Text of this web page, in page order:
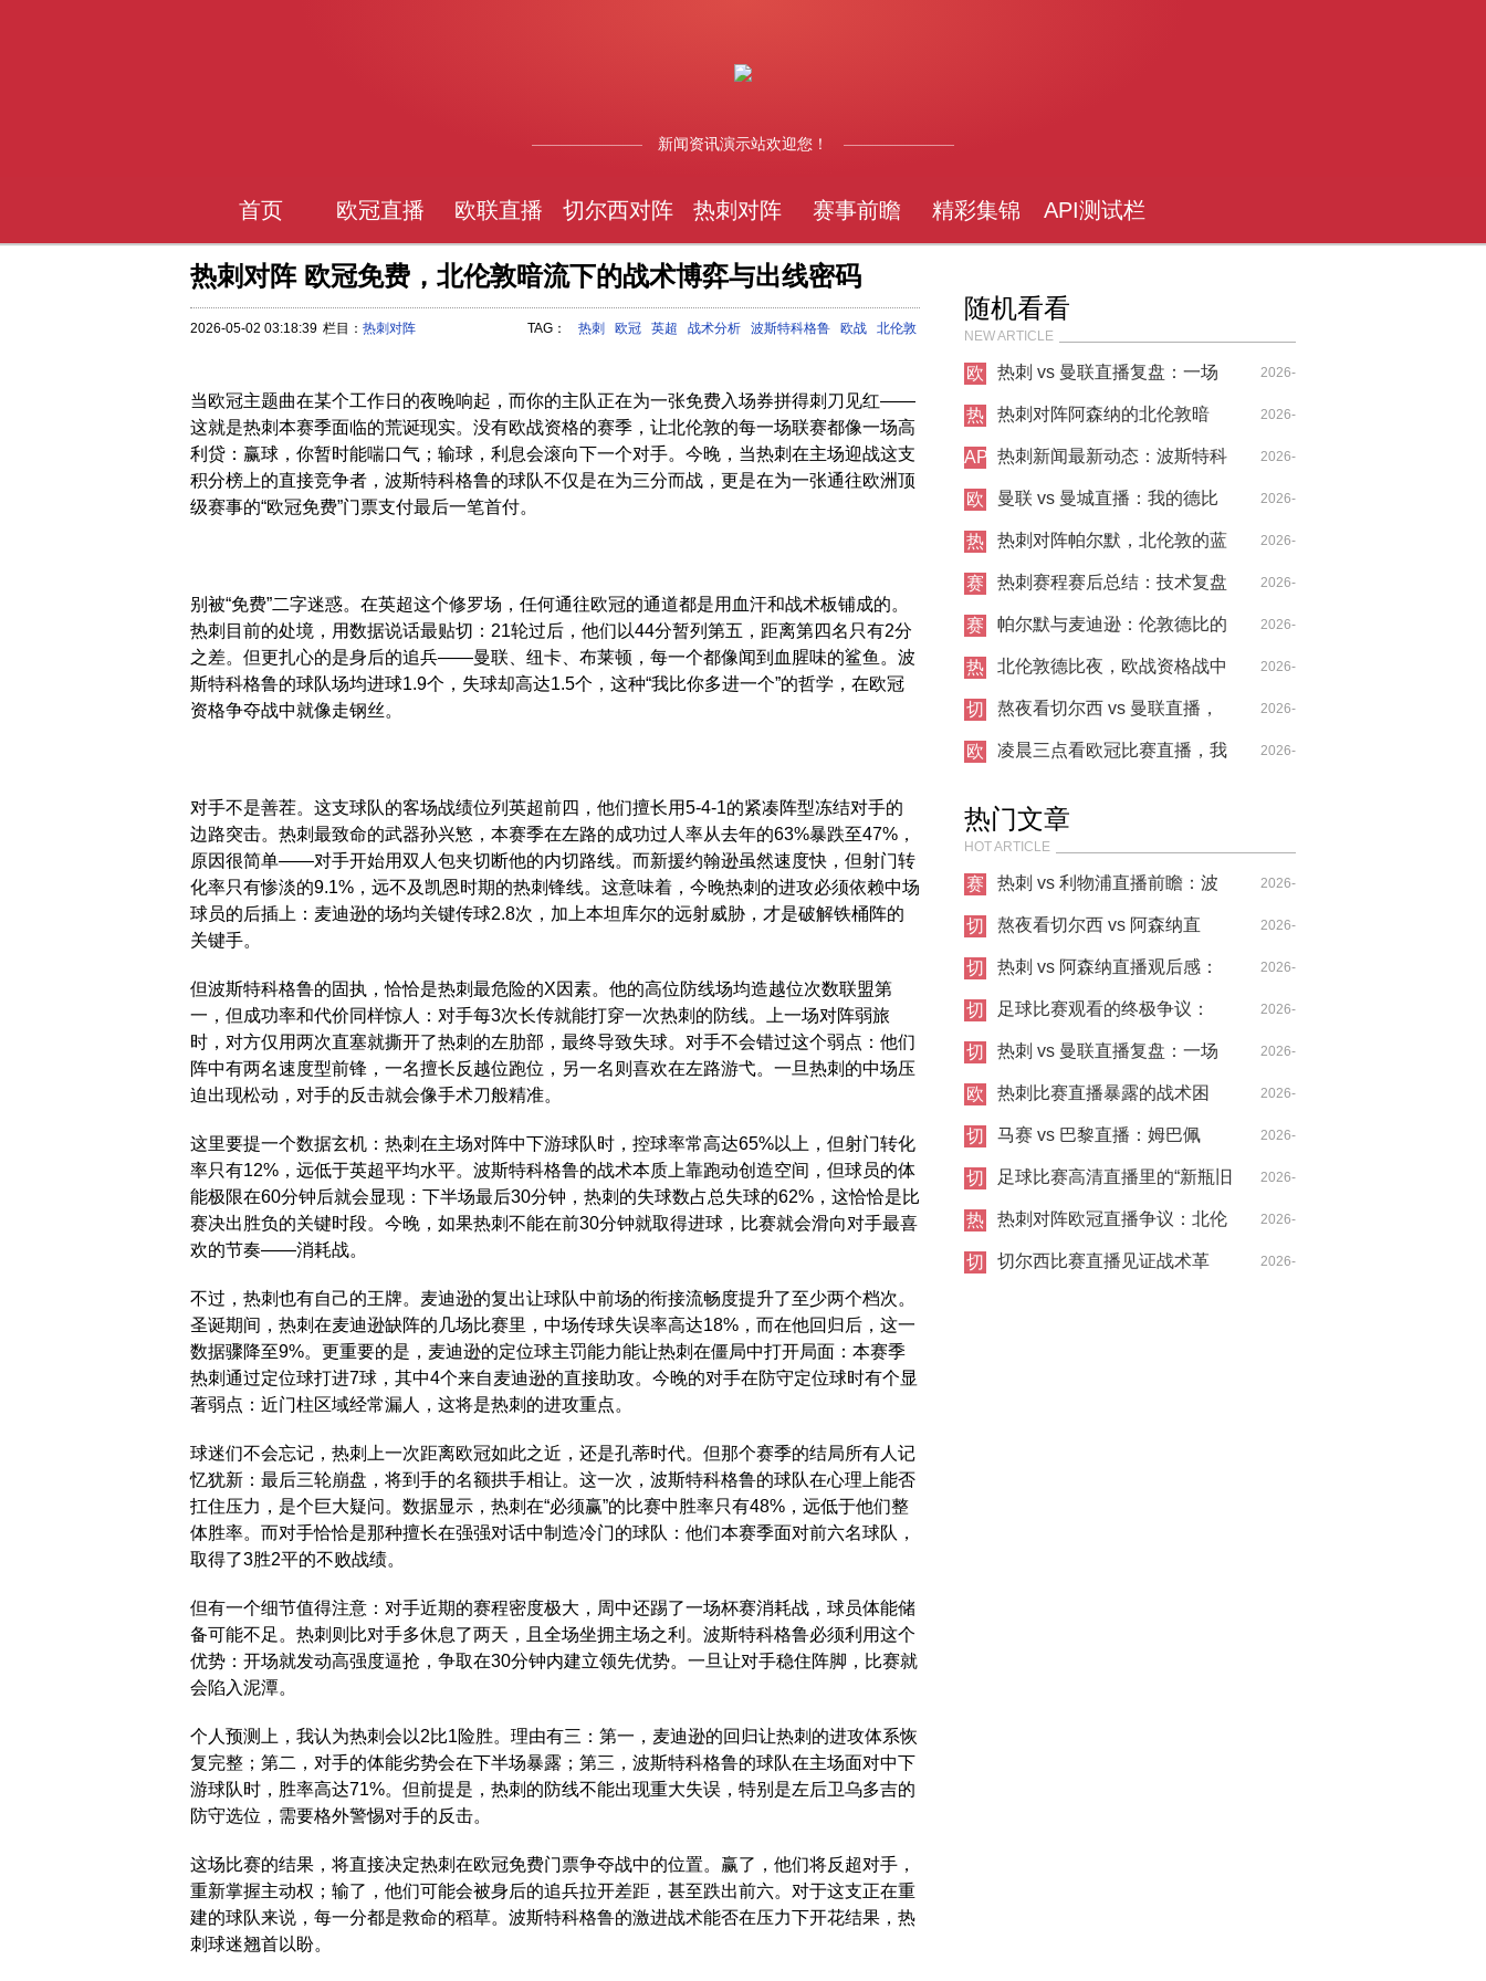
新闻资讯演示站欢迎您！
首页 欧冠直播 欧联直播 切尔西对阵 热刺对阵 赛事前瞻 精彩集锦 API测试栏
热刺对阵 欧冠免费，北伦敦暗流下的战术博弈与出线密码
2026-05-02 03:18:39 栏目： 热刺对阵 TAG： 热刺 欧冠 英超 战术分析 波斯特科格鲁 欧战 北伦敦
当欧冠主题曲在某个工作日的夜晚响起，而你的主队正在为一张免费入场券拼得刺刀见红——
这就是热刺本赛季面临的荒诞现实。没有欧战资格的赛季，让北伦敦的每一场联赛都像一场高
利贷：赢球，你暂时能喘口气；输球，利息会滚向下一个对手。今晚，当热刺在主场迎战这支
积分榜上的直接竞争者，波斯特科格鲁的球队不仅是在为三分而战，更是在为一张通往欧洲顶
级赛事的“欧冠免费”门票支付最后一笔首付。
别被“免费”二字迷惑。在英超这个修罗场，任何通往欧冠的通道都是用血汗和战术板铺成的。
热刺目前的处境，用数据说话最贴切：21轮过后，他们以44分暂列第五，距离第四名只有2分
之差。但更扎心的是身后的追兵——曼联、纽卡、布莱顿，每一个都像闻到血腥味的鲨鱼。波
斯特科格鲁的球队场均进球1.9个，失球却高达1.5个，这种“我比你多进一个”的哲学，在欧冠
资格争夺战中就像走钢丝。
对手不是善茬。这支球队的客场战绩位列英超前四，他们擅长用5-4-1的紧凑阵型冻结对手的
边路突击。热刺最致命的武器孙兴慜，本赛季在左路的成功过人率从去年的63%暴跌至47%，
原因很简单——对手开始用双人包夹切断他的内切路线。而新援约翰逊虽然速度快，但射门转
化率只有惨淡的9.1%，远不及凯恩时期的热刺锋线。这意味着，今晚热刺的进攻必须依赖中场
球员的后插上：麦迪逊的场均关键传球2.8次，加上本坦库尔的远射威胁，才是破解铁桶阵的
关键手。
但波斯特科格鲁的固执，恰恰是热刺最危险的X因素。他的高位防线场均造越位次数联盟第
一，但成功率和代价同样惊人：对手每3次长传就能打穿一次热刺的防线。上一场对阵弱旅
时，对方仅用两次直塞就撕开了热刺的左肋部，最终导致失球。对手不会错过这个弱点：他们
阵中有两名速度型前锋，一名擅长反越位跑位，另一名则喜欢在左路游弋。一旦热刺的中场压
迫出现松动，对手的反击就会像手术刀般精准。
这里要提一个数据玄机：热刺在主场对阵中下游球队时，控球率常高达65%以上，但射门转化
率只有12%，远低于英超平均水平。波斯特科格鲁的战术本质上靠跑动创造空间，但球员的体
能极限在60分钟后就会显现：下半场最后30分钟，热刺的失球数占总失球的62%，这恰恰是比
赛决出胜负的关键时段。今晚，如果热刺不能在前30分钟就取得进球，比赛就会滑向对手最喜
欢的节奏——消耗战。
不过，热刺也有自己的王牌。麦迪逊的复出让球队中前场的衔接流畅度提升了至少两个档次。
圣诞期间，热刺在麦迪逊缺阵的几场比赛里，中场传球失误率高达18%，而在他回归后，这一
数据骤降至9%。更重要的是，麦迪逊的定位球主罚能力能让热刺在僵局中打开局面：本赛季
热刺通过定位球打进7球，其中4个来自麦迪逊的直接助攻。今晚的对手在防守定位球时有个显
著弱点：近门柱区域经常漏人，这将是热刺的进攻重点。
球迷们不会忘记，热刺上一次距离欧冠如此之近，还是孔蒂时代。但那个赛季的结局所有人记
忆犹新：最后三轮崩盘，将到手的名额拱手相让。这一次，波斯特科格鲁的球队在心理上能否
扛住压力，是个巨大疑问。数据显示，热刺在“必须赢”的比赛中胜率只有48%，远低于他们整
体胜率。而对手恰恰是那种擅长在强强对话中制造冷门的球队：他们本赛季面对前六名球队，
取得了3胜2平的不败战绩。
但有一个细节值得注意：对手近期的赛程密度极大，周中还踢了一场杯赛消耗战，球员体能储
备可能不足。热刺则比对手多休息了两天，且全场坐拥主场之利。波斯特科格鲁必须利用这个
优势：开场就发动高强度逼抢，争取在30分钟内建立领先优势。一旦让对手稳住阵脚，比赛就
会陷入泥潭。
个人预测上，我认为热刺会以2比1险胜。理由有三：第一，麦迪逊的回归让热刺的进攻体系恢
复完整；第二，对手的体能劣势会在下半场暴露；第三，波斯特科格鲁的球队在主场面对中下
游球队时，胜率高达71%。但前提是，热刺的防线不能出现重大失误，特别是左后卫乌多吉的
防守选位，需要格外警惕对手的反击。
这场比赛的结果，将直接决定热刺在欧冠免费门票争夺战中的位置。赢了，他们将反超对手，
重新掌握主动权；输了，他们可能会被身后的追兵拉开差距，甚至跌出前六。对于这支正在重
建的球队来说，每一分都是救命的稻草。波斯特科格鲁的激进战术能否在压力下开花结果，热
刺球迷翘首以盼。
随机看看
NEW ARTICLE
欧
直
热刺 vs 曼联直播复盘：一场
被“高位”与“反击”撕裂的经典红
白大战
2026-
04-14
热
对
热刺对阵阿森纳的北伦敦暗
战，孙兴慜用数据撕开伪命题
2026-
05-02
API
试
目
热刺新闻最新动态：波斯特科
格鲁的“自杀式”高压，是革新
还是作死？
2026-
04-29
欧
直
曼联 vs 曼城直播：我的德比
记忆，从弗格森时间到瓜式窒
息
2026-
04-14
热
对
热刺对阵帕尔默，北伦敦的蓝
桥旧梦
2026-
05-02
赛
前
热刺赛程赛后总结：技术复盘
下北伦敦的攻防博弈与欧战迷
局
2026-
04-28
赛
前
帕尔默与麦迪逊：伦敦德比的
战术解构与欧战暗线
2026-
04-28
热
对
北伦敦德比夜，欧战资格战中
的切尔西与热刺宿命对决
2026-
05-21
切
西
熬夜看切尔西 vs 曼联直播，
我见证了英超最昂贵的混乱
2026-
04-20
欧
播
凌晨三点看欧冠比赛直播，我
钟
2026-
热门文章
HOT ARTICLE
赛
前
热刺 vs 利物浦直播前瞻：波
叔的“七伤拳”，能破克洛普
的“重金属”吗？
2026-
04-14
切
西
敦
比
熬夜看切尔西 vs 阿森纳直
播，这比赛要素也太多了！
2026-
04-20
切
西
点
热刺 vs 阿森纳直播观后感：
北伦敦的雨夜，心跳比雨点更
急
2026-
04-21
切
西
他
阵
足球比赛观看的终极争议：
VAR，是守护公正还是扼杀激
情？
2026-
04-14
切
西
敦
比
热刺 vs 曼联直播复盘：一场
被VAR切割的战术博弈，麦迪
逊导演逆转
2026-
04-18
欧
直
热刺比赛直播暴露的战术困
局：控球率七成却输得没脾气
2026-
04-21
切
西
敦
比
马赛 vs 巴黎直播：姆巴佩
的“散步”是战术毒药还是天才
特权？
2026-
04-14
切
西
点
足球比赛高清直播里的“新瓶旧
酒”：当哈兰德遇见希勒，暴力
美学的数字革命
2026-
04-14
热
对
热刺对阵欧冠直播争议：北伦
敦德比之外的欧战暗战
2026-
04-30
切
切尔西比赛直播见证战术革 2026-